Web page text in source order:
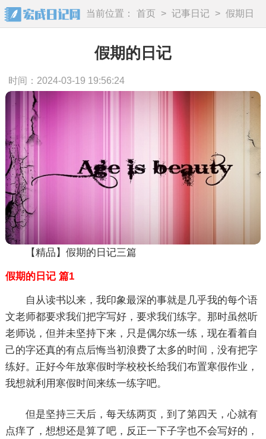
当前位置： 首页 > 记事日记 > 假期日
记
假期的日记
时间：2024-03-19 19:56:24
【精品】假期的日记三篇
假期的日记 篇1
自从读书以来，我印象最深的事就是几乎我的每个语
文老师都要求我们把字写好，要求我们练字。那时虽然听
老师说，但并未坚持下来，只是偶尔练一练，现在看着自
己的字还真的有点后悔当初浪费了太多的时间，没有把字
练好。正好今年放寒假时学校校长给我们布置寒假作业，
我想就利用寒假时间来练一练字吧。
但是坚持三天后，每天练两页，到了第四天，心就有
点痒了，想想还是算了吧，反正一下子字也不会写好的，